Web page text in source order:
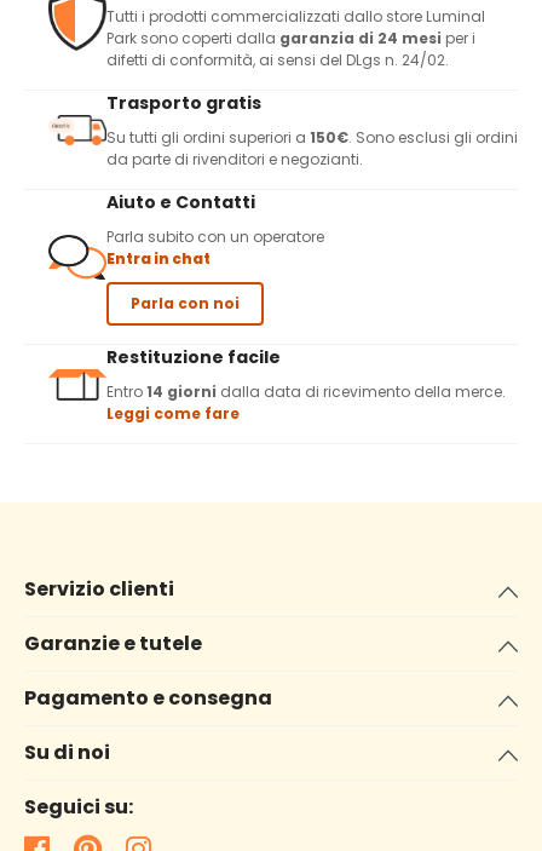
Tutti i prodotti commercializzati dallo store Luminal
Park sono coperti dalla garanzia di 24 mesi per i
difetti di conformità, ai sensi del DLgs n. 24/02.
Trasporto gratis
Su tutti gli ordini superiori a 150€. Sono esclusi gli ordini
da parte di rivenditori e negozianti.
Aiuto e Contatti
Parla subito con un operatore
Entra in chat
Parla con noi
Restituzione facile
Entro14 giorni dalla data di ricevimento della merce.
Leggi come fare
Servizio clienti
Garanzie e tutele
Pagamento e consegna
Su di noi
Seguici su: